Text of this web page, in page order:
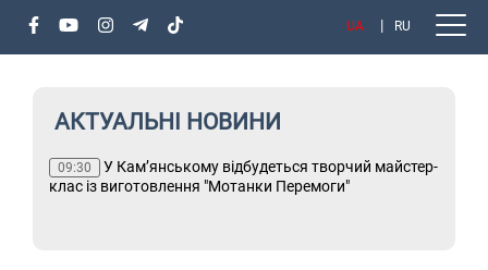
UA RU
АКТУАЛЬНІ НОВИНИ
09:30
У Кам’янському відбудеться творчий майстер-
клас із виготовлення "Мотанки Перемоги"